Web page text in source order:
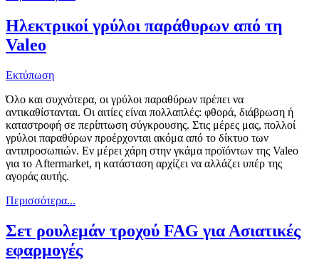
Ηλεκτρικοί γρύλοι παράθυρων από τη
Valeo
Εκτύπωση
Όλο και συχνότερα, οι γρύλοι παραθύρων πρέπει να
αντικαθίστανται. Οι αιτίες είναι πολλαπλές: φθορά, διάβρωση ή
καταστροφή σε περίπτωση σύγκρουσης. Στις μέρες μας, πολλοί
γρύλοι παραθύρων προέρχονται ακόμα από το δίκτυο των
αντιπροσωπιών. Εν μέρει χάρη στην γκάμα προϊόντων της Valeo
για το Aftermarket, η κατάσταση αρχίζει να αλλάζει υπέρ της
αγοράς αυτής.
Περισσότερα...
Σετ ρουλεμάν τροχού FAG για Ασιατικές
εφαρμογές